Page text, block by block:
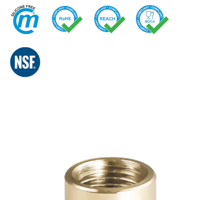
快换接头
多路接头
喷雾
交通
液压
EN IT DE